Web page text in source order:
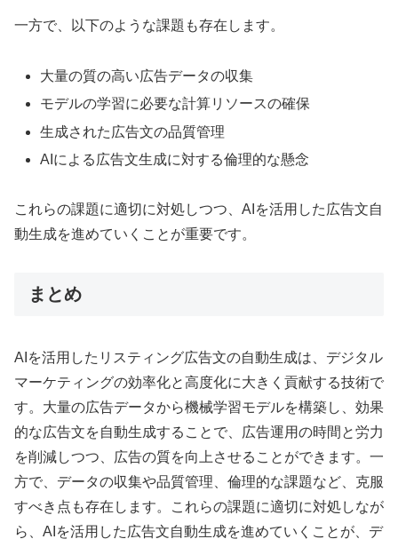
一方で、以下のような課題も存在します。
大量の質の高い広告データの収集
モデルの学習に必要な計算リソースの確保
生成された広告文の品質管理
AIによる広告文生成に対する倫理的な懸念
これらの課題に適切に対処しつつ、AIを活用した広告文自
動生成を進めていくことが重要です。
まとめ
AIを活用したリスティング広告文の自動生成は、デジタル
マーケティングの効率化と高度化に大きく貢献する技術で
す。大量の広告データから機械学習モデルを構築し、効果
的な広告文を自動生成することで、広告運用の時間と労力
を削減しつつ、広告の質を向上させることができます。一
方で、データの収集や品質管理、倫理的な課題など、克服
すべき点も存在します。これらの課題に適切に対処しなが
ら、AIを活用した広告文自動生成を進めていくことが、デ